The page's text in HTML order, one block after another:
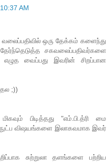
AM
ஒரு தேக்கம் களைந்து
சகவலைப்பதிவர்களை
எழுத வைப்பது இவரின் சிறப்பான
தல ;))
பிடித்தது "எம்.பி.த்ரி மை
விஷயங்களை இலாகவமாக இவர்
சுற்றுலா தளங்களை பற்றிய